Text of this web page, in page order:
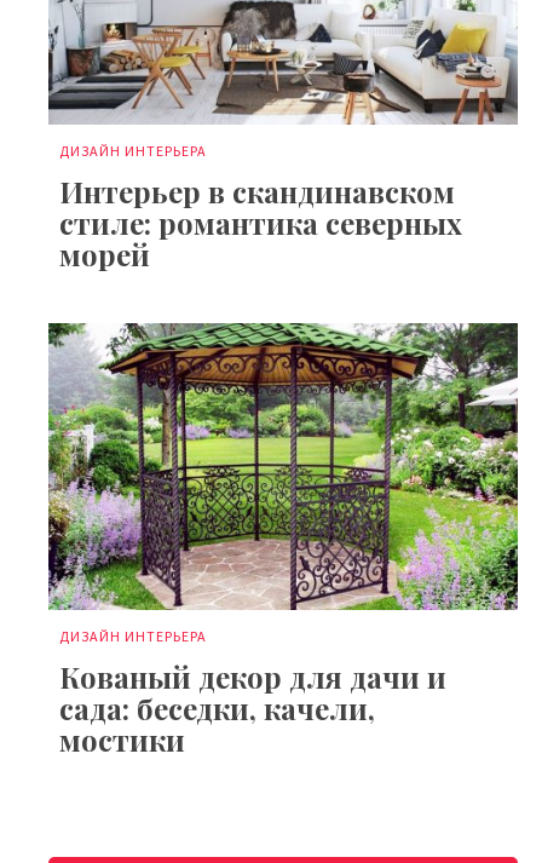
ДИЗАЙН ИНТЕРЬЕРА
Интерьер в скандинавском
стиле: романтика северных
морей
ДИЗАЙН ИНТЕРЬЕРА
Кованый декор для дачи и
сада: беседки, качели,
мостики